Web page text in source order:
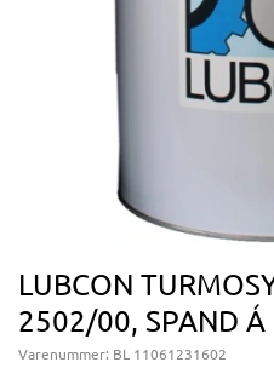
LUBCON
2502/00, SPAND Á
Varenummer: BL 11061231602